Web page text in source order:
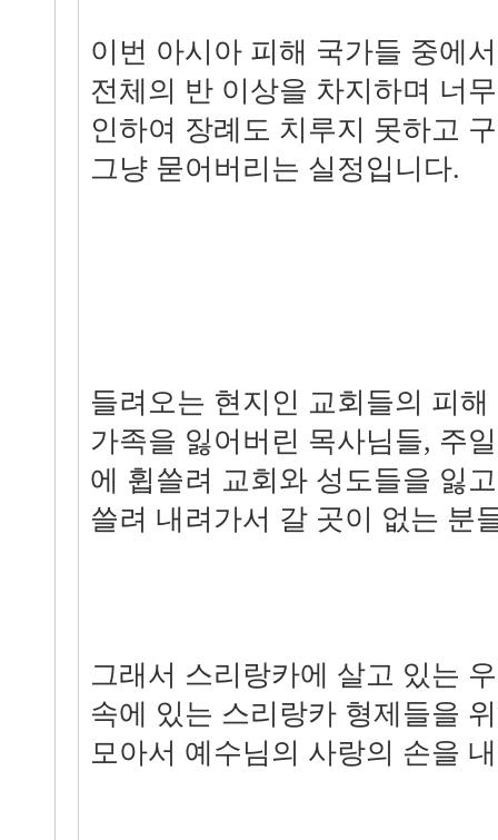
이번 아시아 피해 국가들 중에
전체의 반 이상을 차지하며 너
인하여 장례도 치루지 못하고
그냥 묻어버리는 실정입니다.
들려오는 현지인 교회들의 피
가족을 잃어버린 목사님들, 주
에 휩쓸려 교회와 성도들을 잃
쓸려 내려가서 갈 곳이 없는 분
그래서 스리랑카에 살고 있는
속에 있는 스리랑카 형제들을
모아서 예수님의 사랑의 손을